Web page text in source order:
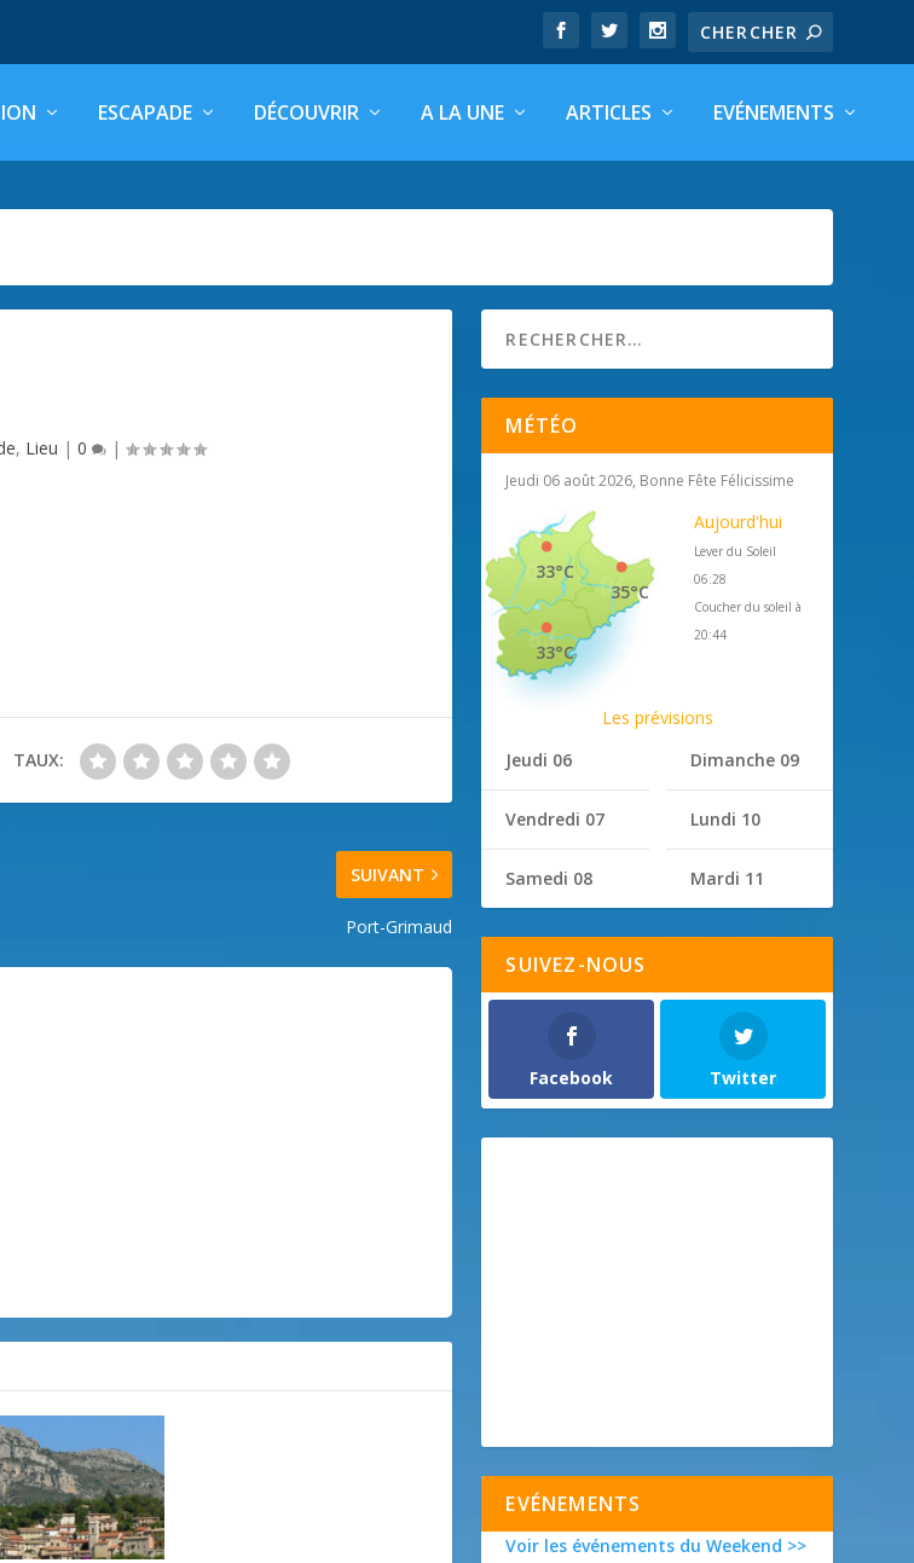
ESCAPADE DÉCOUVRIR A LA UNE ARTICLES EVÉNEMENTS
, Lieu | 0 |
TAUX:
SUIVANT
Port-Grimaud
MÉTÉO
Jeudi 06 août 2026, Bonne Fête Félicissime
35°C
33°C
33°C
Aujourd'hui
Lever du Soleil
06:28
Coucher du soleil à
20:44
Les prévisions
Jeudi 06
Vendredi 07
Samedi 08
Dimanche 09
Lundi 10
Mardi 11
SUIVEZ-NOUS
Facebook Twitter
EVÉNEMENTS
Voir les événements du Weekend >>